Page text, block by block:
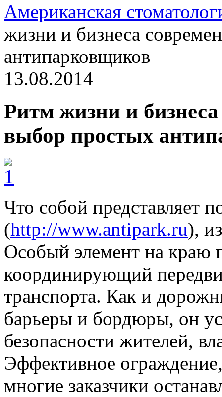
Американская
жизни и бизнеса
антипарковщиков
13.08.2014
Ритм жизни и
выбор простых
Что собой представляет
(http://www.antipark.ru),
Особый элемент на краю
координирующий
транспорта. Как и
барьеры и бордюры, он
безопасности жителей,
Эффективное
многие заказчики